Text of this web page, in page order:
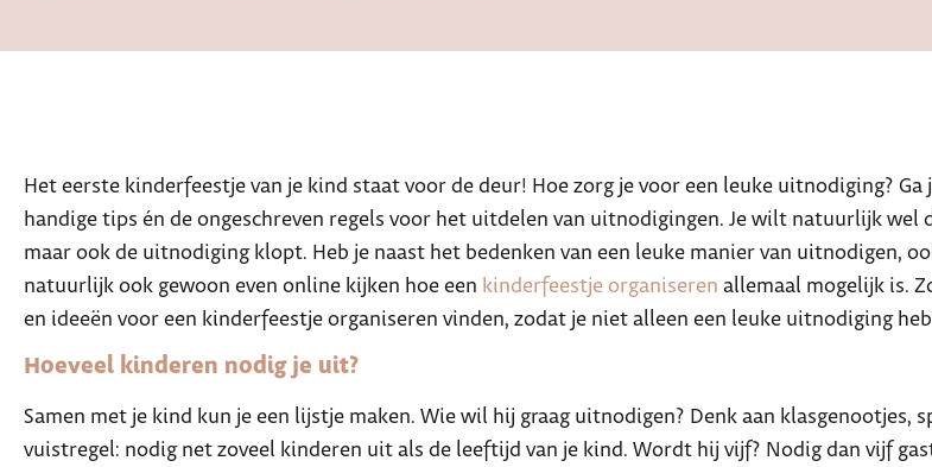
Het eerste kinderfeestje van je kind staat voor de deur! Hoe zorg je voor een leuke uitnodiging?
handige tips én de ongeschreven regels voor het uitdelen van uitnodigingen. Je wilt natuurlijk
maar ook de uitnodiging klopt. Heb je naast het bedenken van een leuke manier van uitnodigen,
natuurlijk ook gewoon even online kijken hoe een kinderfeestje organiseren allemaal mogelijk is.
en ideeën voor een kinderfeestje organiseren vinden, zodat je niet alleen een leuke uitnodiging
Hoeveel kinderen nodig je uit?
Samen met je kind kun je een lijstje maken. Wie wil hij graag uitnodigen? Denk aan
vuistregel: nodig net zoveel kinderen uit als de leeftijd van je kind. Wordt hij vijf? Nodig dan vijf